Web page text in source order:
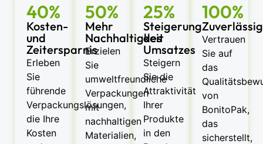
40%
Kosten-
und
Zeitersparnis
Erleben
Sie
führende
Verpackungslösungen,
die Ihre
Kosten
50%
Mehr
Nachhaltigkeit
Erzielen
Sie
umweltfreundliche
Verpackungen
mit
nachhaltigen
Materialien,
25%
Steigerung
des
Umsatzes
Steigern
Sie die
Attraktivität
Ihrer
Produkte
in den
100%
Vertrauen
Sie auf
das
von
BonitoPak,
das
sicherstellt,